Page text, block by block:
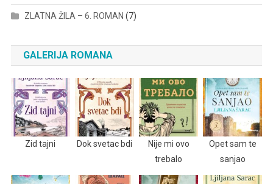
ZLATNA ŽILA – 6. ROMAN (7)
GALERIJA ROMANA
Zid tajni Dok svetac bdi
Nije mi ovo
trebalo
Opet sam te
sanjao